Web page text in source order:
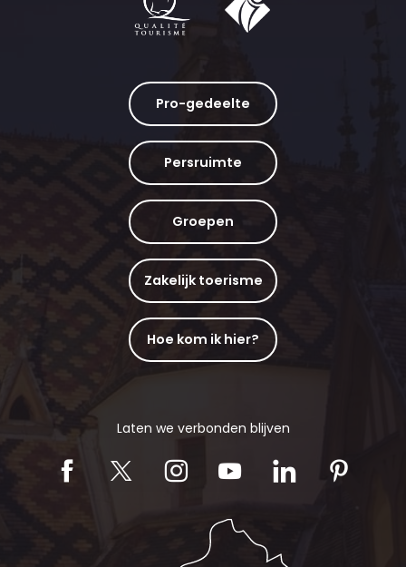
Pro-gedeelte
Persruimte
Groepen
Zakelijk toerisme
Hoe kom ik hier?
Laten we verbonden blijven